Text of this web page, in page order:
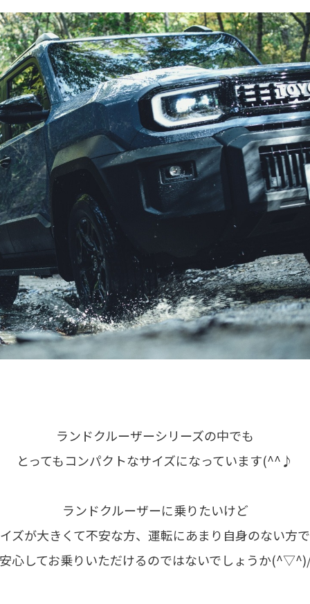
ランドクルーザーシリーズの中でも
とってもコンパクトなサイズになっています(^^♪
ランドクルーザーに乗りたいけど
ズが大きくて不安な方、運転にあまり自身のない方
心してお乗りいただけるのではないでしょうか